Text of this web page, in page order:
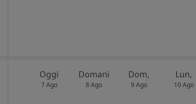
Oggi
7 Ago
Domani
8 Ago
Dom,
9 Ago
Lun,
10 Ago